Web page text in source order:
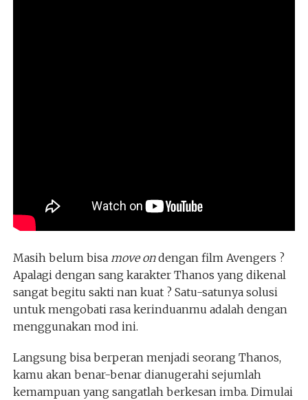
Masih belum bisa move ondengan film Avengers ?
Apalagi dengan sang karakter Thanos yang dikenal
sangat begitu sakti nan kuat ? Satu-satunya solusi
untuk mengobati rasa kerinduanmu adalah dengan
menggunakan mod ini.
Langsung bisa berperan menjadi seorang Thanos,
kamu akan benar-benar dianugerahi sejumlah
kemampuan yang sangatlah berkesan imba. Dimulai